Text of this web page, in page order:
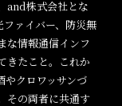
and株式会社とな
ァイバー、防災無
な情報通信インフ
きたこと。これか
やクロワッサンづ
その両者に共通す